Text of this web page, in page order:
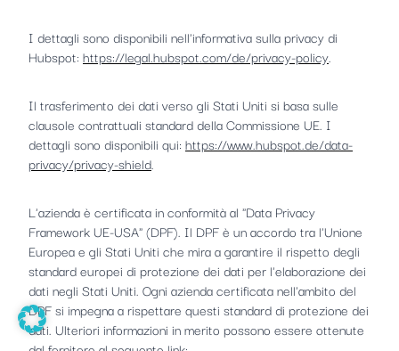
I dettagli sono disponibili nell'informativa sulla privacy di
Hubspot: https://legal.hubspot.com/de/privacy-policy.
Il trasferimento dei dati verso gli Stati Uniti si basa sulle
clausole contrattuali standard della Commissione UE. I
dettagli sono disponibili qui: https://www.hubspot.de/data-
privacy/privacy-shield.
L'azienda è certificata in conformità al "Data Privacy
Framework UE-USA" (DPF). Il DPF è un accordo tra l'Unione
Europea e gli Stati Uniti che mira a garantire il rispetto degli
standard europei di protezione dei dati per l'elaborazione dei
dati negli Stati Uniti. Ogni azienda certificata nell'ambito del
DPF si impegna a rispettare questi standard di protezione dei
dati. Ulteriori informazioni in merito possono essere ottenute